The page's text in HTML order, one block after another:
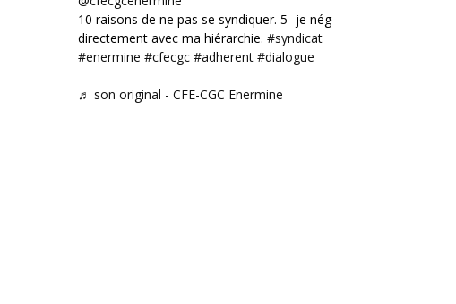
10 raisons de ne pas se syndiquer. 5- je négocie
directement avec ma hiérarchie. #syndicat
#enermine #cfecgc #adherent #dialogue
♬ son original - CFE-CGC Enermine